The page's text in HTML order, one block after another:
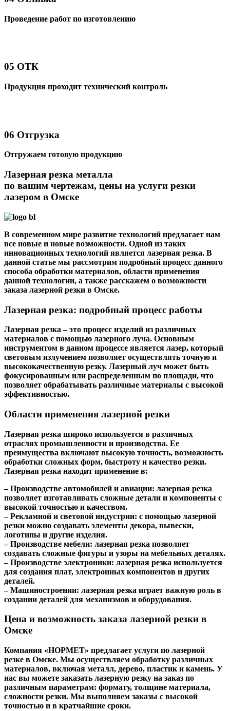
Проведение работ по изготовлению
05 ОТК
Продукция проходит технический контроль
06 Отгрузка
Отгружаем готовую продукцию
Лазерная резка металла
по вашим чертежам, цены на услуги резки
лазером в Омске
В современном мире развитие технологий предлагает нам
все новые и новые возможности. Одной из таких
инновационных технологий является лазерная резка. В
данной статье мы рассмотрим подробный процесс данного
способа обработки материалов, области применения
данной технологии, а также расскажем о возможности
заказа лазерной резки в Омске.
Лазерная резка: подробный процесс работы
Лазерная резка – это процесс изделий из различных
материалов с помощью лазерного луча. Основным
инструментом в данном процессе является лазер, который
световым излучением позволяет осуществлять точную и
высококачественную резку. Лазерный луч может быть
фокусированным или распределенным по площади, что
позволяет обрабатывать различные материалы с высокой
эффективностью.
Области применения лазерной резки
Лазерная резка широко используется в различных
отраслях промышленности и производства. Ее
преимущества включают высокую точность, возможность
обработки сложных форм, быстроту и качество резки.
Лазерная резка находит применение в:
– Производстве автомобилей и авиации: лазерная резка
позволяет изготавливать сложные детали и компоненты с
высокой точностью и качеством.
– Рекламной и световой индустрии: с помощью лазерной
резки можно создавать элементы декора, вывески,
логотипы и другие изделия.
– Производстве мебели: лазерная резка позволяет
создавать сложные фигуры и узоры на мебельных деталях.
– Производстве электроники: лазерная резка используется
для создания плат, электронных компонентов и других
деталей.
– Машиностроении: лазерная резка играет важную роль в
создании деталей для механизмов и оборудования.
Цена и возможность заказа лазерной резки в
Омске
Компания «НОРМЕТ» предлагает услуги по лазерной
резке в Омске. Мы осуществляем обработку различных
материалов, включая металл, дерево, пластик и камень. У
нас вы можете заказать лазерную резку на заказ по
различным параметрам: формату, толщине материала,
сложности резки. Мы выполняем заказы с высокой
точностью и в кратчайшие сроки.